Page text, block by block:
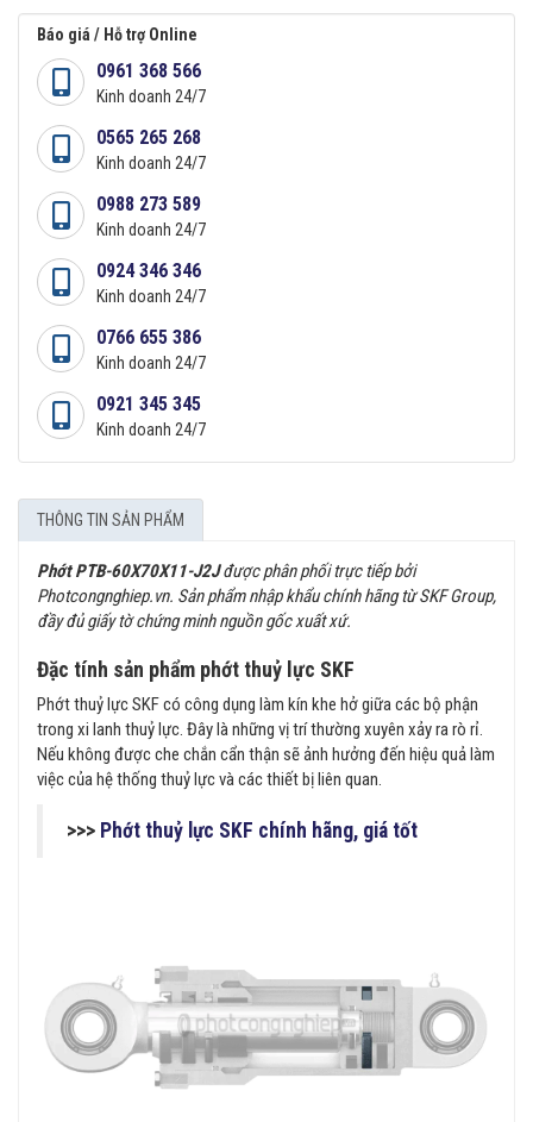
Báo giá / Hỗ trợ Online
0961 368 566
Kinh doanh 24/7
0565 265 268
Kinh doanh 24/7
0988 273 589
Kinh doanh 24/7
0924 346 346
Kinh doanh 24/7
0766 655 386
Kinh doanh 24/7
0921 345 345
Kinh doanh 24/7
THÔNG TIN SẢN PHẨM
Phớt PTB-60X70X11-J2Jđược phân phối trực tiếp bởi
Photcongnghiep.vn. Sản phẩm nhập khẩu chính hãng từ SKF Group,
đầy đủ giấy tờ chứng minh nguồn gốc xuất xứ.
Đặc tính sản phẩm phớt thuỷ lực SKF
Phớt thuỷ lực SKF có công dụng làm kín khe hở giữa các bộ phận
trong xi lanh thuỷ lực. Đây là những vị trí thường xuyên xảy ra rò rỉ.
Nếu không được che chắn cẩn thận sẽ ảnh hưởng đến hiệu quả làm
việc của hệ thống thuỷ lực và các thiết bị liên quan.
>>> Phớt thuỷ lực SKF chính hãng, giá tốt